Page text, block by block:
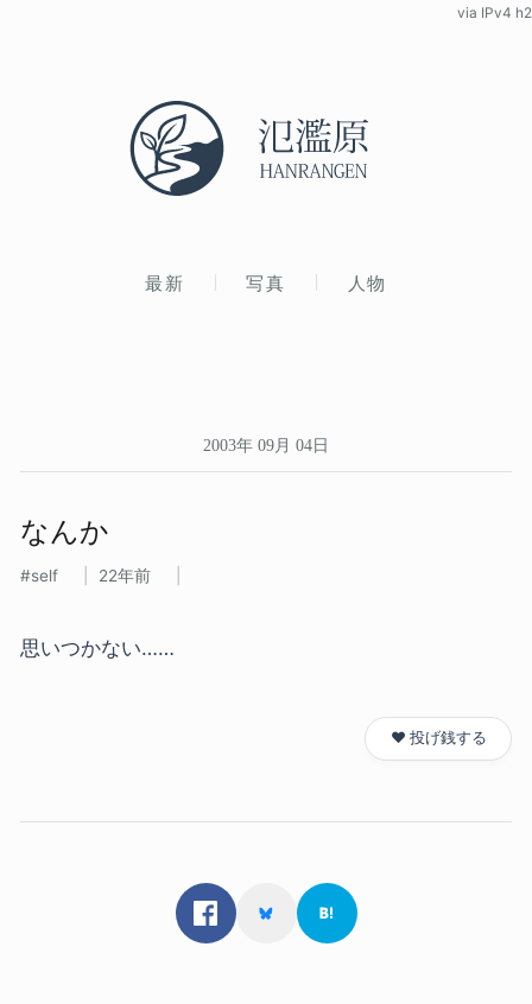
最新 写真 人物
via IPv4 h2
2003年 09月 04日
なんか
self 22年前
思いつかない……
❤️ 投げ銭する